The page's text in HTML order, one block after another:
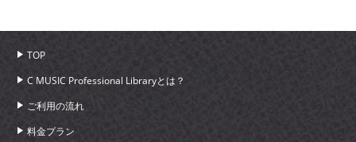
TOP
C MUSIC Professional Libraryとは？
ご利用の流れ
料金プラン